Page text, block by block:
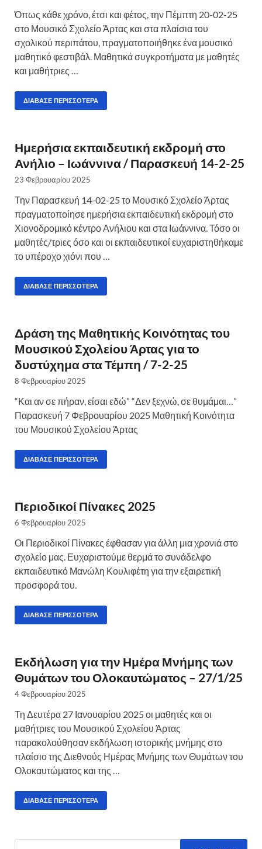
Όπως κάθε χρόνο, έτσι και φέτος, την Πέμπτη 20-02-25
στο Μουσικό Σχολείο Άρτας και στα πλαίσια του
σχολικού περιπάτου, πραγματοποιήθηκε ένα μουσικό
μαθητικό φεστιβάλ. Μαθητικά συγκροτήματα με μαθητές
και μαθήτριες …
ΔΙΆΒΑΣΕ ΠΕΡΙΣΣΌΤΕΡΑ
Ημερήσια εκπαιδευτική εκδρομή στο
Ανήλιο – Ιωάννινα / Παρασκευή 14-2-25
23 Φεβρουαρίου 2025
Την Παρασκευή 14-02-25 το Μουσικό Σχολείο Άρτας
πραγματοποίησε ημερήσια εκπαιδευτική εκδρομή στο
Χιονοδρομικό κέντρο Ανήλιου και στα Ιωάννινα. Τόσο οι
μαθητές/τριες όσο και οι εκπαιδευτικοί ευχαριστηθήκαμε
το υπέροχο χιόνι που …
ΔΙΆΒΑΣΕ ΠΕΡΙΣΣΌΤΕΡΑ
Δράση της Μαθητικής Κοινότητας του
Μουσικού Σχολείου Άρτας για το
δυστύχημα στα Τέμπη / 7-2-25
8 Φεβρουαρίου 2025
“Και αν σε πήραν, είσαι εδώ” “Δεν ξεχνώ, σε θυμάμαι…”
Παρασκευή 7 Φεβρουαρίου 2025 Μαθητική Κοινότητα
του Μουσικού Σχολείου Άρτας
ΔΙΆΒΑΣΕ ΠΕΡΙΣΣΌΤΕΡΑ
Περιοδικοί Πίνακες 2025
6 Φεβρουαρίου 2025
Οι Περιοδικοί Πίνακες έφθασαν για άλλη μια χρονιά στο
σχολείο μας. Ευχαριστούμε θερμά το συνάδελφο
εκπαιδευτικό Μανώλη Κουλιφέτη για την εξαιρετική
προσφορά του.
ΔΙΆΒΑΣΕ ΠΕΡΙΣΣΌΤΕΡΑ
Εκδήλωση για την Ημέρα Μνήμης των
Θυμάτων του Ολοκαυτώματος – 27/1/25
4 Φεβρουαρίου 2025
Τη Δευτέρα 27 Ιανουαρίου 2025 οι μαθητές και οι
μαθήτριες του Μουσικού Σχολείου Άρτας
παρακολούθησαν εκδήλωση ιστορικής μνήμης στο
πλαίσιο της Διεθνούς Ημέρας Μνήμης των Θυμάτων του
Ολοκαυτώματος και της …
ΔΙΆΒΑΣΕ ΠΕΡΙΣΣΌΤΕΡΑ